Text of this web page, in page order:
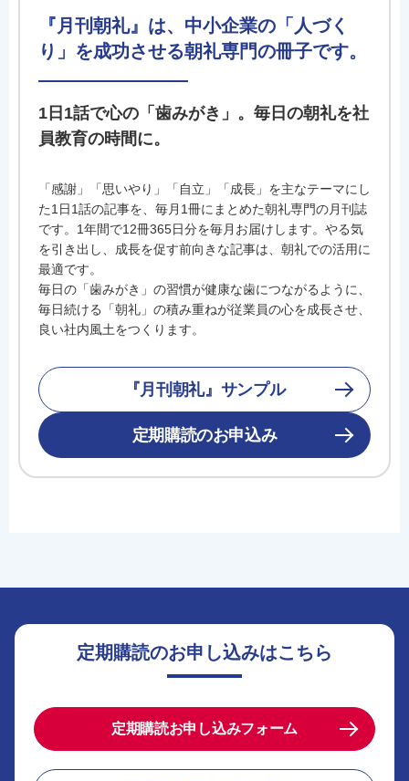
『月刊朝礼』は、中小企業の「人づく
り」を成功させる朝礼専門の冊子です。
1日1話で心の「歯みがき」。毎日の朝礼を社
員教育の時間に。
「感謝」「思いやり」「自立」「成長」を主なテーマにし
た1日1話の記事を、毎月1冊にまとめた朝礼専門の月刊誌
です。1年間で12冊365日分を毎月お届けします。やる気
を引き出し、成長を促す前向きな記事は、朝礼での活用に
最適です。
毎日の「歯みがき」の習慣が健康な歯につながるように、
毎日続ける「朝礼」の積み重ねが従業員の心を成長させ、
良い社内風土をつくります。
『月刊朝礼』サンプル
定期購読のお申込み
定期購読のお申し込みはこちら
定期購読お申し込みフォーム